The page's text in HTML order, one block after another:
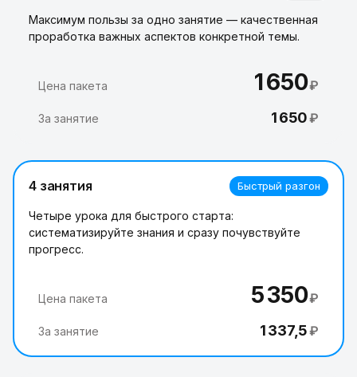
Максимум пользы за одно занятие — качественная
проработка важных аспектов конкретной темы.
Цена пакета 1 650₽
За занятие 1 650₽
4 занятия Быстрый разгон
Четыре урока для быстрого старта:
систематизируйте знания и сразу почувствуйте
прогресс.
Цена пакета 5 350₽
За занятие 1 337,5₽